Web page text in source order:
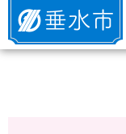
垂水市